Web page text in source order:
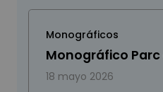
Monográficos
Monográfico Parc
18 mayo 2026